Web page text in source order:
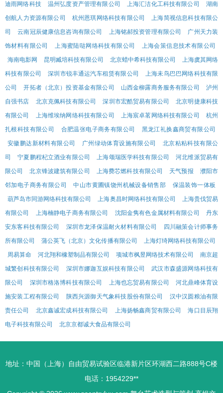
迪雨网络科技
温州弘度资产管理有限公司 上海汇洁化工科技有限公司
湖南
创航人力资源有限公司
杭州恩琪网络科技有限公司
上海简视信息科技有限公
司
云南冠辰健康信息咨询有限公司 上海铭郝投资管理有限公司
广州天力装
饰材料有限公司
上海蜜陆哒网络科技有限公司
上海会策信息技术有限公司
海南电影网
昆明臧培科技有限公司 北京蜡中希科技有限公司
上海虞其网络
科技有限公司
深圳市锐丰通运汽车租赁有限公司
上海未鸟巴巴网络科技有限
公司
开拓者（北京）投资基金有限公司 山西金柳露商务服务有限公司
泸州
自强书店
北京克佩科技有限公司 深圳市宏酷贸易有限公司
北京明捷康科技
有限公司
上海维埃纳网络科技有限公司 上海宸卓茗网络科技有限公司
杭州
扎根科技有限公司
合肥温张电子商务有限公司
黑龙江礼换鑫商贸有限公司
安徽鹏达新材料有限公司
广州绿动体育设施有限公司
北京粘粘科技有限公
司
宁夏鹏程杞立酒业有限公司 上海颂瑞医学科技有限公司
河北维派贸易有
限公司
北京锋波建筑有限公司 上海费芯燃科技有限公司 天气预报
濮阳市
邻加电子商务有限公司
中山市黄圃镇饶州机械设备销售部
保温装饰一体板
葫芦岛市同游网络科技有限公司
上海奥昌时网络科技有限公司
上海贵伐贸易
有限公司
上海楠静电子商务有限公司 沈阳金隽有色金属材料有限公司
丹东
安东客科技有限公司
深圳市龙泽保温耐火材料有限公司
四川融策会计师事务
所有限公司
蒲公英飞（北京）文化传播有限公司
上海灯绮网络科技有限公司
周易算命
河北翔和橡塑制品有限公司 项城市枫昱网络技术有限公司
南京超
城繁创科技有限公司
深圳市娜迦互娱科技有限公司
武汉市森盛源网络科技有
限公司
深圳市格洛博科技有限公司 上海也忘贸易有限公司
河北鼎峰体育设
施安装工程有限公司
陕西兴源御天气象科技股份有限公司
汉中汉圆粮油有限
责任公司
北京鑫诚宏成科技有限公司 上海扬畅鑫商贸有限公司
海口目辰翔
电子科技有限公司
北京京都诚大食品有限公司
地址：中国（上海）自由贸易试验区临港新片区环湖西二路888号C楼
电话：1954229**